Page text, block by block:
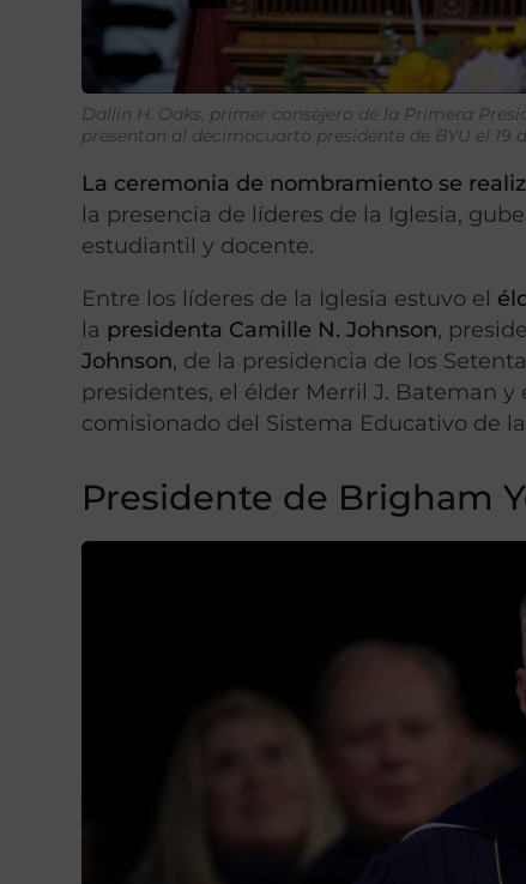
Dallin H. Oaks, primer consejero de la Primera
presentan al decimocuarto presidente de BYU el 19
La ceremonia de nombramiento se
la presencia de líderes de la Iglesia,
estudiantil y docente.
Entre los líderes de la Iglesia estuvo el
la presidenta Camille N. Johnson,
Johnson, de la presidencia de los
presidentes, el élder Merril J. Bateman y
comisionado del Sistema Educativo de
Presidente de Brigham